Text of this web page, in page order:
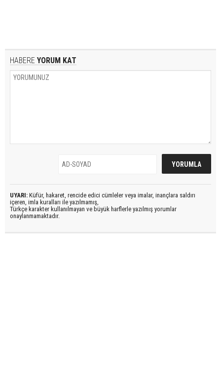
HABERE YORUM KAT
UYARI: Küfür, hakaret, rencide edici cümleler veya imalar, inançlara saldırı
içeren, imla kuralları ile yazılmamış,
Türkçe karakter kullanılmayan ve büyük harflerle yazılmış yorumlar
onaylanmamaktadır.